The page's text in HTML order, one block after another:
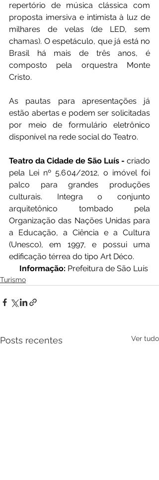
repertório de música clássica com
proposta imersiva e intimista à luz de
milhares de velas (de LED, sem
chamas). O espetáculo, que já está no
Brasil há mais de três anos, é
composto pela orquestra Monte
Cristo.
As pautas para apresentações já
estão abertas e podem ser solicitadas
por meio de formulário eletrônico
disponível na rede social do Teatro.
Teatro da Cidade de São Luís - criado
pela Lei nº 5.604/2012, o imóvel foi
palco para grandes produções
culturais. Integra o conjunto
arquitetônico tombado pela
Organização das Nações Unidas para
a Educação, a Ciência e a Cultura
(Unesco), em 1997, e possui uma
edificação térrea do tipo Art Déco.
Informação: Prefeitura de São Luís
Turismo
Posts recentes Ver tudo